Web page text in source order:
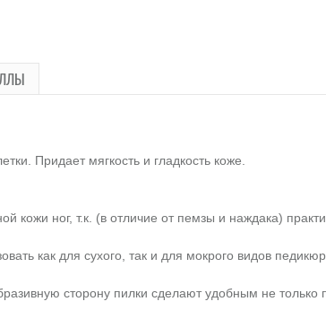
Придает мягкость и гладкость коже.
кожи ног, т.к. (в отличие от пемзы и наждака)
как для сухого, так и для мокрого видов
сторону пилки сделают удобным не